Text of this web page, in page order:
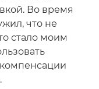
Во время
что не
стало моим